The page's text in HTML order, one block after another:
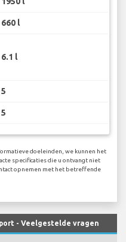
660 l
6.1 l
5
5
doeleinden, we kunnen het
specificaties die u ontvangt niet
opnemen met het betreffende
- Veelgestelde vragen